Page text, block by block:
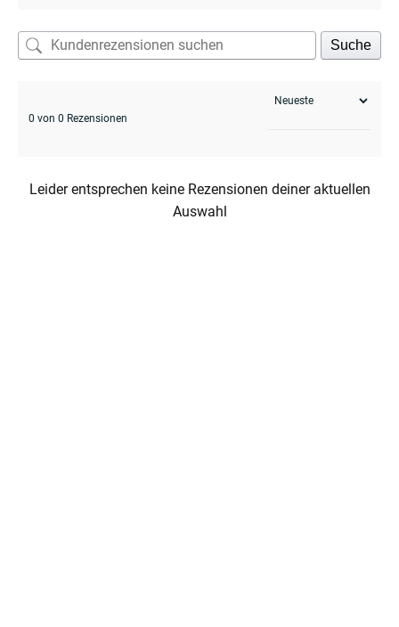
Suche
0 von 0 Rezensionen
Leider entsprechen keine Rezensionen deiner aktuellen
Auswahl